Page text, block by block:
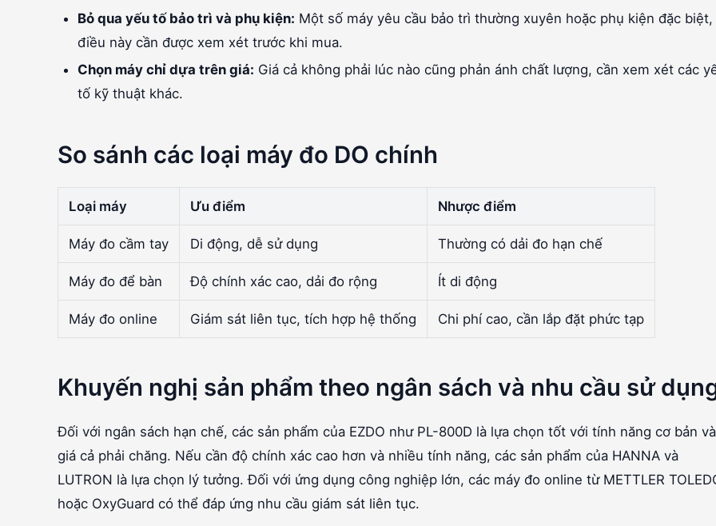
Bỏ qua yếu tố bảo trì và phụ kiện: Một số máy yêu cầu bảo trì thường xuyên hoặc phụ kiện đặc biệt,
điều này cần được xem xét trước khi mua.
Chọn máy chỉ dựa trên giá: Giá cả không phải lúc nào cũng phản ánh chất lượng, cần xem xét các
tố kỹ thuật khác.
So sánh các loại máy đo DO chính
Loại máy Ưu điểm Nhược điểm
Máy đo cầm tay Di động, dễ sử dụng Thường có dải đo hạn chế
Máy đo để bàn Độ chính xác cao, dải đo rộng Ít di động
Máy đo online Giám sát liên tục, tích hợp hệ thống Chi phí cao, cần lắp đặt phức tạp
Khuyến nghị sản phẩm theo ngân sách và nhu cầu sử
Đối với ngân sách hạn chế, các sản phẩm của EZDO như PL-800D là lựa chọn tốt với tính năng cơ bản và
giá cả phải chăng. Nếu cần độ chính xác cao hơn và nhiều tính năng, các sản phẩm của HANNA và
LUTRON là lựa chọn lý tưởng. Đối với ứng dụng công nghiệp lớn, các máy đo online từ METTLER
hoặc OxyGuard có thể đáp ứng nhu cầu giám sát liên tục.